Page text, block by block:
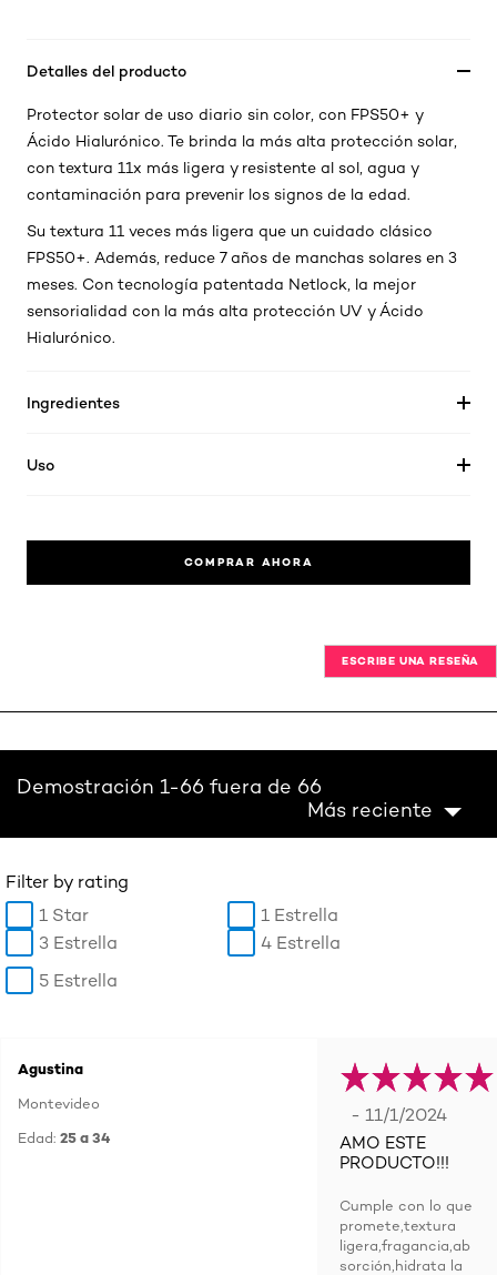
Detalles del producto
Protector solar de uso diario sin color, con FPS50+ y
Ácido Hialurónico. Te brinda la más alta protección solar,
con textura 11x más ligera y resistente al sol, agua y
contaminación para prevenir los signos de la edad.
Su textura 11 veces más ligera que un cuidado clásico
FPS50+. Además, reduce 7 años de manchas solares en 3
meses. Con tecnología patentada Netlock, la mejor
sensorialidad con la más alta protección UV y Ácido
Hialurónico.
Ingredientes
Uso
COMPRAR AHORA
ESCRIBE UNA RESEÑA
Demostración 1-66 fuera de 66
Más reciente
Filter by rating
1 Star
1 Estrella
3 Estrella
4 Estrella
5 Estrella
Agustina
Montevideo
Edad: 25 a 34
- 11/1/2024
AMO ESTE
PRODUCTO!!!
Cumple con lo que
promete,textura
ligera,fragancia,ab
sorción,hidrata la